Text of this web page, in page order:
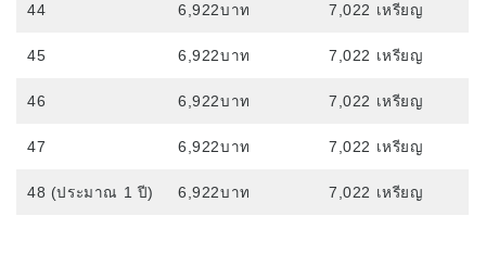
44 6,922บาท 7,022 เหรียญ
45 6,922บาท 7,022 เหรียญ
46 6,922บาท 7,022 เหรียญ
47 6,922บาท 7,022 เหรียญ
48 (ประมาณ 1 ปี) 6,922บาท 7,022 เหรียญ